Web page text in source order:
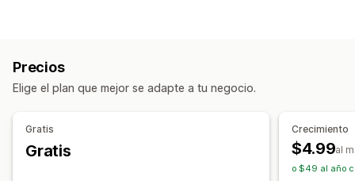
Precios
Elige el plan que mejor se adapte a tu negocio.
Gratis
Gratis
Crecimiento
$4.99al
o $49 al año